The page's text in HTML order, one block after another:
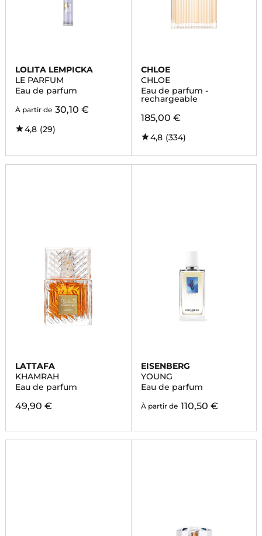
LOLITA LEMPICKA
LE PARFUM
Eau de parfum
À partir de 30,10 €
4,8 (29)
CHLOE
CHLOE
Eau de parfum -
rechargeable
185,00 €
4,8 (334)
LATTAFA
KHAMRAH
Eau de parfum
49,90 €
EISENBERG
YOUNG
Eau de parfum
À partir de 110,50 €